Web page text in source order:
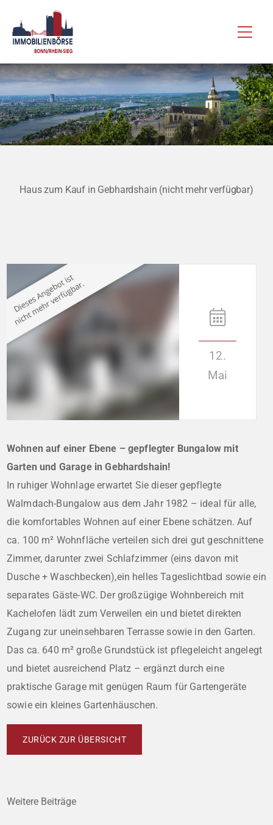
Inhalt
springen
Haus zum Kauf in Gebhardshain (nicht mehr verfügbar)
12.
Mai
Wohnen auf einer Ebene – gepflegter Bungalow mit
Garten und Garage in Gebhardshain!
In ruhiger Wohnlage erwartet Sie dieser gepflegte
Walmdach-Bungalow aus dem Jahr 1982 – ideal für alle,
die komfortables Wohnen auf einer Ebene schätzen. Auf
ca. 100 m² Wohnfläche verteilen sich drei gut geschnittene
Zimmer, darunter zwei Schlafzimmer (eins davon mit
Dusche + Waschbecken),ein helles Tageslichtbad sowie ein
separates Gäste-WC. Der großzügige Wohnbereich mit
Kachelofen lädt zum Verweilen ein und bietet direkten
Zugang zur uneinsehbaren Terrasse sowie in den Garten.
Das ca. 640 m² große Grundstück ist pflegeleicht angelegt
und bietet ausreichend Platz – ergänzt durch eine
praktische Garage mit genügen Raum für Gartengeräte
sowie ein kleines Gartenhäuschen.
ZURÜCK ZUR ÜBERSICHT
Weitere Beiträge